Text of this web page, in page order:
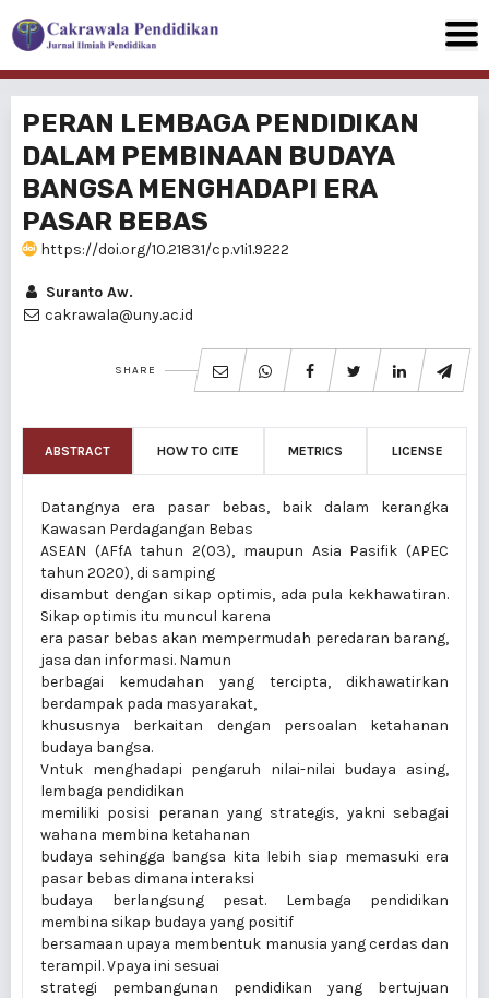
PERAN LEMBAGA PENDIDlKAN
DALAM PEMBINAAN BUDAYA
BANGSA MENGHADAPI ERA
PASAR BEBAS
https://doi.org/10.21831/cp.v1i1.9222
Suranto Aw.
cakrawala@uny.ac.id
SHARE
ABSTRACT HOW TO CITE METRICS LICENSE
Datangnya era pasar bebas, baik dalam kerangka
Kawasan Perdagangan Bebas
ASEAN (AFfA tahun 2(03), maupun Asia Pasifik (APEC
tahun 2020), di samping
disambut dengan sikap optimis, ada pula kekhawatiran.
Sikap optimis itu muncul karena
era pasar bebas akan mempermudah peredaran barang,
jasa dan informasi. Namun
berbagai kemudahan yang tercipta, dikhawatirkan
berdampak pada masyarakat,
khususnya berkaitan dengan persoalan ketahanan
budaya bangsa.
Vntuk menghadapi pengaruh nilai-nilai budaya asing,
lembaga pendidikan
memiliki posisi peranan yang strategis, yakni sebagai
wahana membina ketahanan
budaya sehingga bangsa kita lebih siap memasuki era
pasar bebas dimana interaksi
budaya berlangsung pesat. Lembaga pendidikan
membina sikap budaya yang positif
bersamaan upaya membentuk manusia yang cerdas dan
terampil. Vpaya ini sesuai
strategi pembangunan pendidikan yang bertujuan